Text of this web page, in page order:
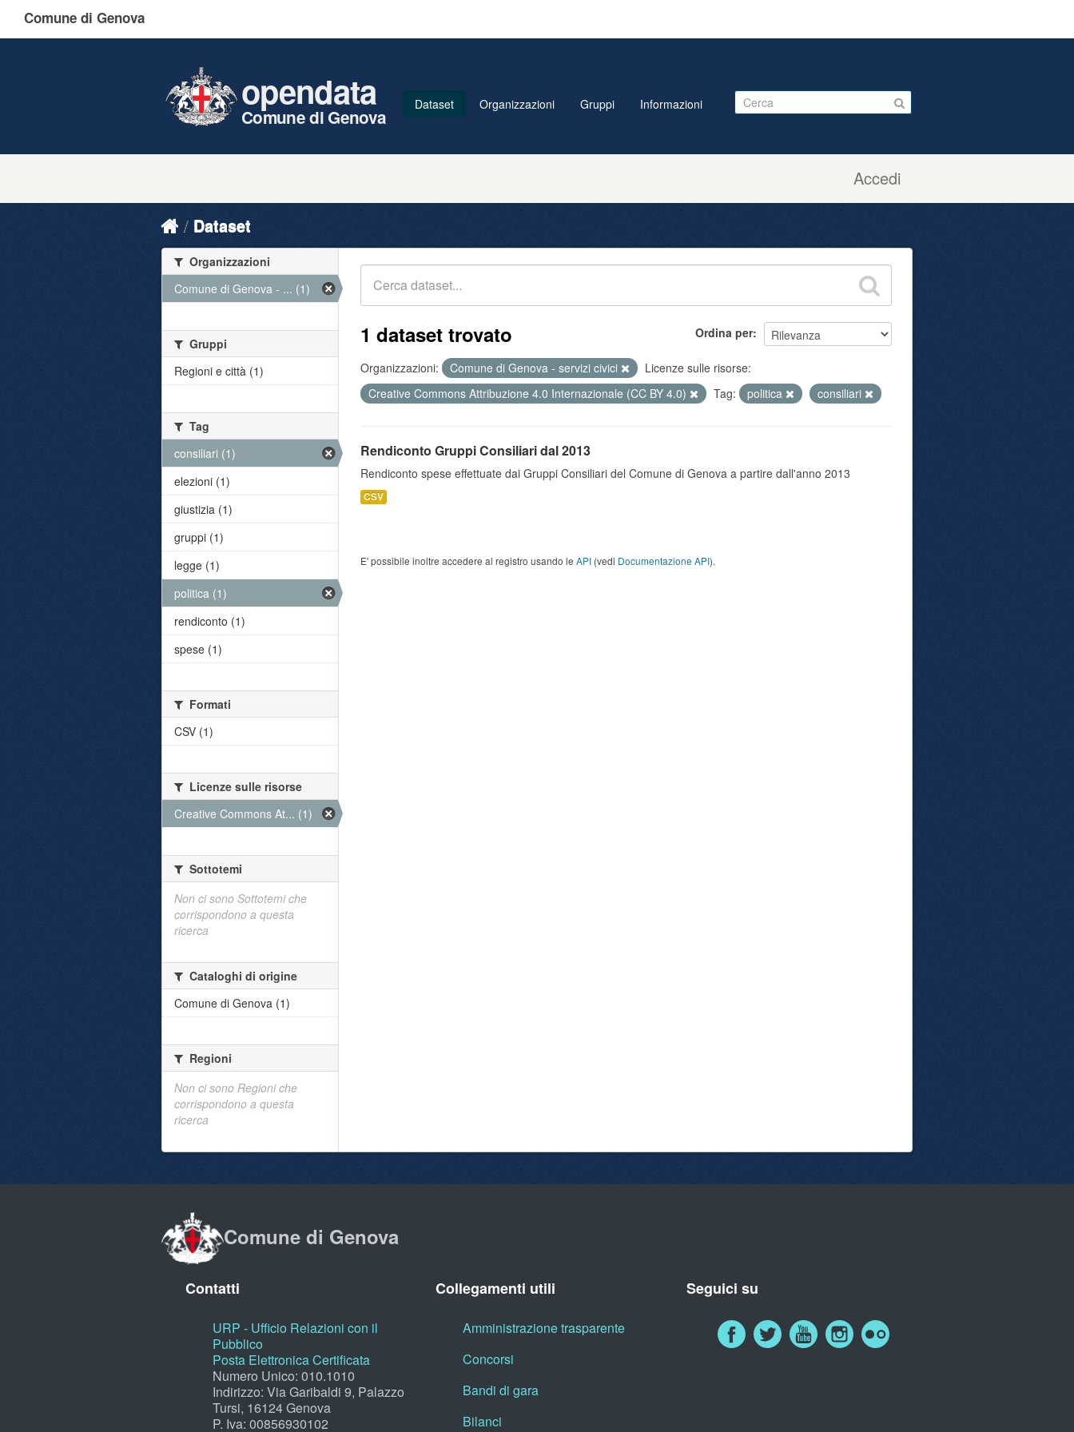
Comune di Genova
Accedi
opendata
Comune di Genova
Dataset Organizzazioni Gruppi Informazioni
Dataset
Ordina per
1 dataset trovato
Organizzazioni: Comune di Genova - servizi civici
Licenze sulle risorse:
Creative Commons Attribuzione 4.0 Internazionale (CC BY 4.0)
Tag: politica consiliari
Rendiconto Gruppi Consiliari dal 2013
Rendiconto spese effettuate dai Gruppi Consiliari del Comune di Genova a partire dall'anno 2013
CSV
E' possibile inoltre accedere al registro usando le API (vedi Documentazione API).
Organizzazioni
Comune di Genova - ... (1)
Gruppi
Regioni e città (1)
Tag
consiliari (1)
elezioni (1)
giustizia (1)
gruppi (1)
legge (1)
politica (1)
rendiconto (1)
spese (1)
Formati
CSV (1)
Licenze sulle risorse
Creative Commons At... (1)
Sottotemi
Non ci sono Sottotemi che
corrispondono a questa
ricerca
Cataloghi di origine
Comune di Genova (1)
Regioni
Non ci sono Regioni che
corrispondono a questa
ricerca
Comune di Genova
Contatti
URP - Ufficio Relazioni con il
Pubblico
Posta Elettronica Certificata
Numero Unico: 010.1010
Indirizzo: Via Garibaldi 9, Palazzo
Tursi, 16124 Genova
P. Iva: 00856930102
Collegamenti utili
Amministrazione trasparente
Concorsi
Bandi di gara
Bilanci
Seguici su